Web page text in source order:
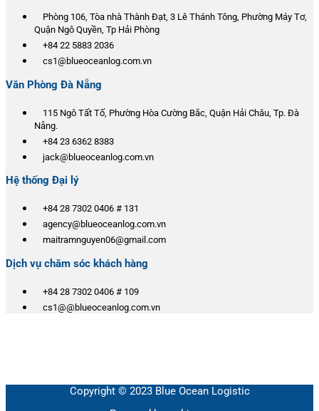
Phòng 106, Tòa nhà Thành Đạt, 3 Lê Thánh Tông, Phường Máy Tơ,
Quận Ngô Quyền, Tp Hải Phòng
+84 22 5883 2036
cs1@blueoceanlog.com.vn
Văn Phòng Đà Nẵng
115 Ngô Tất Tố, Phường Hòa Cường Bắc, Quận Hải Châu, Tp. Đà
Nẵng.
+84 23 6362 8383
jack@blueoceanlog.com.vn
Hệ thống Đại lý
+84 28 7302 0406 # 131
agency@blueoceanlog.com.vn
maitramnguyen06@gmail.com
Dịch vụ chăm sóc khách hàng
+84 28 7302 0406 # 109
cs1@@blueoceanlog.com.vn
Copyright © 2023 Blue Ocean Logistic